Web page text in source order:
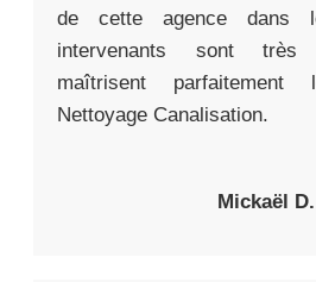
de cette agence dans
intervenants sont très
maîtrisent
Nettoyage Canalisation.
Mickaël D.